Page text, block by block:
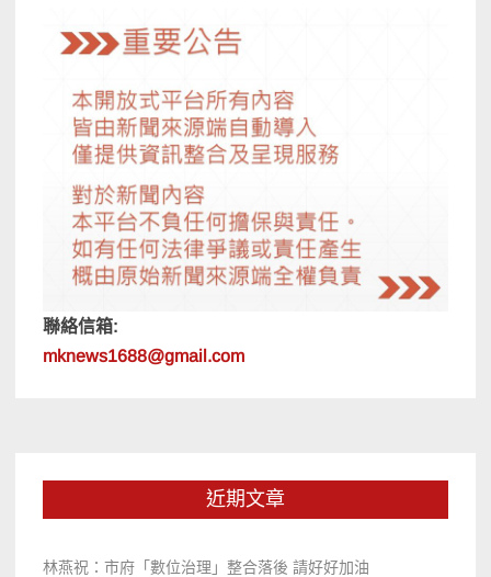
聯絡信箱:
mknews1688@gmail.com
近期文章
林燕祝：市府「數位治理」整合落後 請好好加油